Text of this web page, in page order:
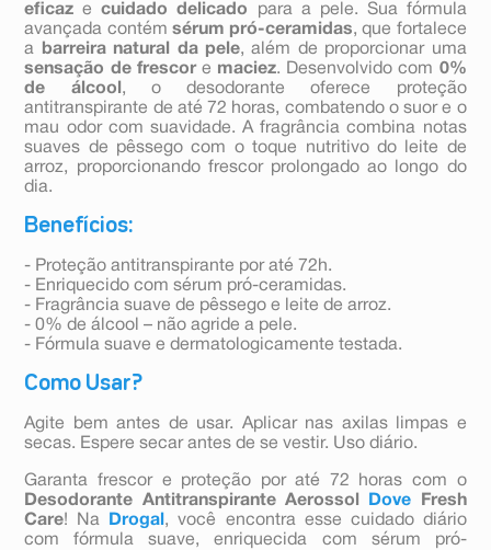
eficaz ecuidado delicado
para a pele. Sua fórmula
avançada contém sérum pró-ceramidas, que fortalece
a
barreira natural da pele, além de proporcionar uma
sensação de frescore maciez. Desenvolvido com 0%
de álcool , o desodorante oferece proteção
antitranspirante de até 72 horas, combatendo o suor e o
mau odor com suavidade. A fragrância combina notas
suaves de pêssego com o toque nutritivo do leite de
arroz, proporcionando frescor prolongado ao longo do
dia.
Benefícios:
- Proteção antitranspirante por até 72h.
- Enriquecido com sérum pró-ceramidas.
- Fragrância suave de pêssego e leite de arroz.
- 0% de álcool – não agride a pele.
- Fórmula suave e dermatologicamente testada.
Como Usar?
Agite bem antes de usar. Aplicar nas axilas limpas e
secas. Espere secar antes de se vestir. Uso diário.
Garanta frescor e proteção por até 72 horas com o
Desodorante Antitranspirante Aerossol
Dove
Fresh
Care! Na Drogal , você encontra esse cuidado diário
com fórmula suave, enriquecida com sérum pró-